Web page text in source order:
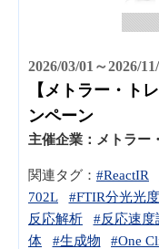
2026/03/01～2026/
【メトラー・ト
ンペーン
主催企業： メトラー
関連タグ： #ReactIR
702L
#FTIR分光光
反応解析
#反応速度
体
#生成物 #One